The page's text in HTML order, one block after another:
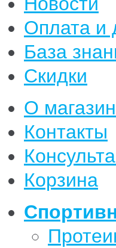
Оплата и
База
Скидки
О
Контакты
Корзина